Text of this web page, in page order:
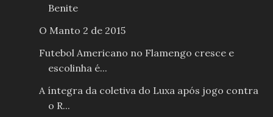
Benite
O Manto 2 de 2015
Futebol Americano no Flamengo cresce e
escolinha é...
A íntegra da coletiva do Luxa após jogo contra
o R...